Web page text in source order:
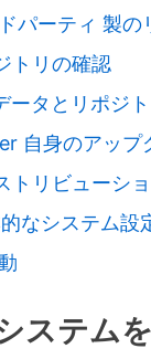
パーティ 製の
トリの確認
ータとリポジ
自身のアップ
トリビューシ
なシステム設
ステム